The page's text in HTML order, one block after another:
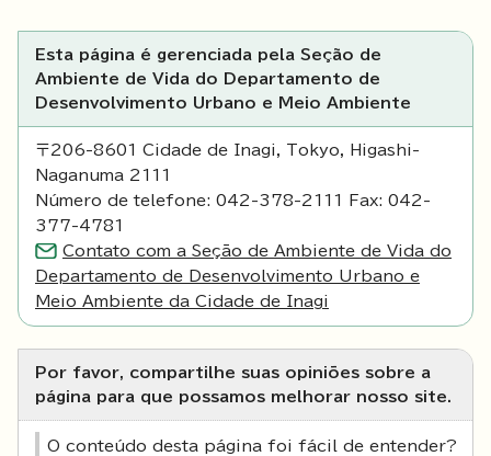
Esta página é gerenciada pela Seção de
Ambiente de Vida do Departamento de
Desenvolvimento Urbano e Meio Ambiente
〒206-8601 Cidade de Inagi, Tokyo, Higashi-
Naganuma 2111
Número de telefone: 042-378-2111 Fax: 042-
377-4781
Contato com a Seção de Ambiente de Vida do
Departamento de Desenvolvimento Urbano e
Meio Ambiente da Cidade de Inagi
Por favor, compartilhe suas opiniões sobre a
página para que possamos melhorar nosso site.
O conteúdo desta página foi fácil de entender?